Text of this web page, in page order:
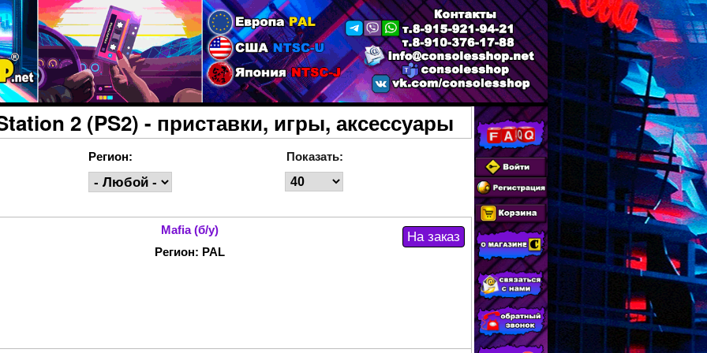
Перейти к основному
содержанию
2 (PS2) - приставки, игры, аксессуары
Регион: Показать:
Mafia (б/у)
Регион: PAL